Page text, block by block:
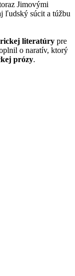
Jimovými
ľudský súcit a túžbu
literatúry pre
o naratív, ktorý
prózy.